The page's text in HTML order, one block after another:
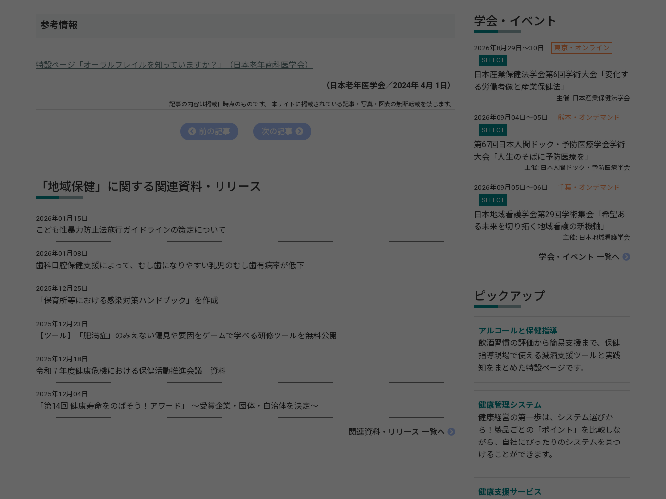
参考情報
特設ページ「オーラルフレイルを知っていますか？」（日本老年歯科医学会）
（日本老年医学会／2024年 4月 1日）
記事の内容は掲載日時点のものです。 本サイトに掲載されている記事・写真・図表の無断転載を禁じます。
前の記事 次の記事
「地域保健」に関する関連資料・リリース
2026年01月15日
こども性暴力防止法施行ガイドラインの策定について
2026年01月08日
歯科口腔保健支援によって、むし歯になりやすい乳児のむし歯有病率が低下
2025年12月25日
「保育所等における感染対策ハンドブック」を作成
2025年12月23日
【ツール】「肥満症」のみえない偏見や要因をゲームで学べる研修ツールを無料公開
2025年12月18日
令和７年度健康危機における保健活動推進会議 資料
2025年12月04日
「第14回 健康寿命をのばそう！アワード」 ～受賞企業・団体・自治体を決定～
関連資料・リリース 一覧へ
学会・イベント
2026年8月29日～30日
東京・オンライン
SELECT
日本産業保健法学会第6回学術大会「変化す
る労働者像と産業保健法」
主催: 日本産業保健法学会
2026年09月04日～05日
熊本・オンデマンド
SELECT
第67回日本人間ドック・予防医療学会学術
大会「人生のそばに予防医療を」
主催: 日本人間ドック・予防医療学会
2026年09月05日～06日
千葉・オンデマンド
SELECT
日本地域看護学会第29回学術集会「希望あ
る未来を切り拓く地域看護の新機軸」
主催: 日本地域看護学会
学会・イベント 一覧へ
ピックアップ
アルコールと保健指導
飲酒習慣の評価から簡易支援まで、保健
指導現場で使える減酒支援ツールと実践
知をまとめた特設ページです。
健康管理システム
健康経営の第一歩は、システム選びか
ら！製品ごとの「ポイント」を比較しな
がら、自社にぴったりのシステムを見つ
けることができます。
健康支援サービス